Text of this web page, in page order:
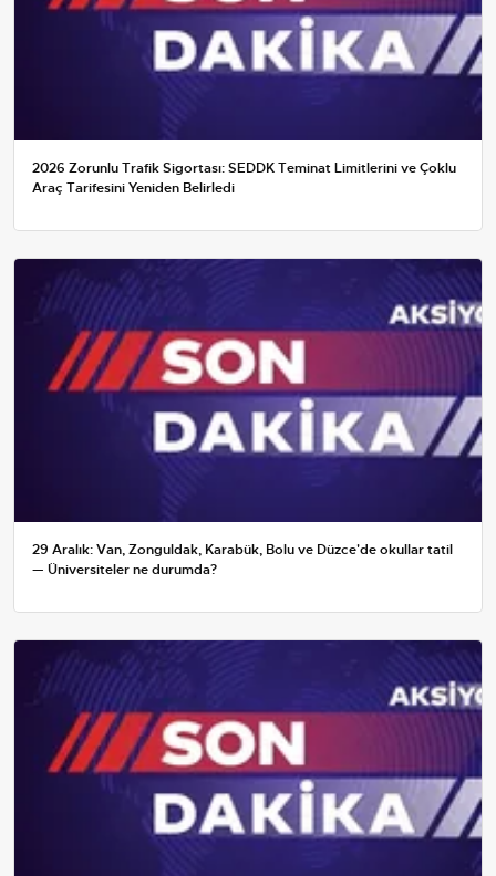
2026 Zorunlu Trafik Sigortası: SEDDK Teminat Limitlerini ve Çoklu
Araç Tarifesini Yeniden Belirledi
29 Aralık: Van, Zonguldak, Karabük, Bolu ve Düzce'de okullar tatil
— Üniversiteler ne durumda?